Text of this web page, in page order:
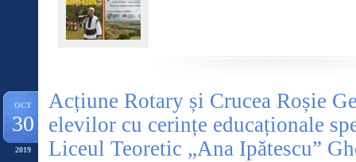
OCT
30
2019
Acțiune Rotary și Crucea Roșie
elevilor cu cerințe educaționale
Liceul Teoretic „Ana Ipătescu”